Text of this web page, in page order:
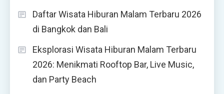
Daftar Wisata Hiburan Malam Terbaru 2026
di Bangkok dan Bali
Eksplorasi Wisata Hiburan Malam Terbaru
2026: Menikmati Rooftop Bar, Live Music,
dan Party Beach